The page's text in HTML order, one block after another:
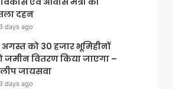
दहन
3 days ago
अगस्त को 30 हजार भूमिहीनों
जमीन वितरण किया जाएगा –
जायसवा
3 days ago